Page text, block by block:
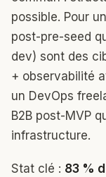
possible. Pour
post-pre-seed
dev) sont des
+ observabilité
un DevOps
B2B post-MVP
infrastructure.
Stat clé : 83 %